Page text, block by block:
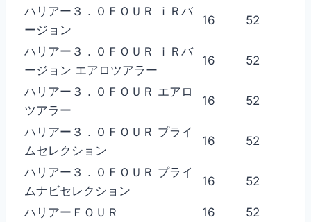
ハリアー３．０ＦＯＵＲ ｉＲバ
ージョン
16 52
ハリアー３．０ＦＯＵＲ ｉＲバ
ージョン エアロツアラー
16 52
ハリアー３．０ＦＯＵＲ エアロ
ツアラー
16 52
ハリアー３．０ＦＯＵＲ プライ
ムセレクション
16 52
ハリアー３．０ＦＯＵＲ プライ
ムナビセレクション
16 52
ハリアーＦＯＵＲ 16
52